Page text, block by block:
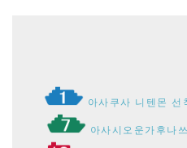
아사쿠사 니텐몬 선
아사시오운가후나